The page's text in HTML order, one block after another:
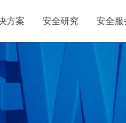
方案 安全研究 安全服